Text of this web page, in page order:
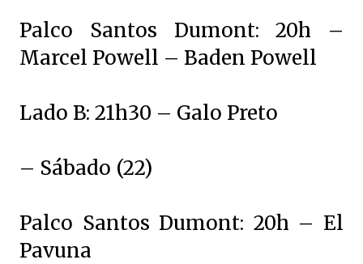
Palco Santos Dumont: 20h –
Marcel Powell – Baden Powell
Lado B: 21h30 – Galo Preto
– Sábado (22)
Palco Santos Dumont: 20h – El
Pavuna